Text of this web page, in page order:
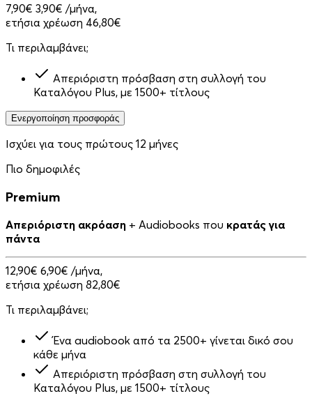
7,90€ 3,90€ /μήνα,
ετήσια χρέωση 46,80€
Τι περιλαμβάνει;
Απεριόριστη πρόσβαση στη συλλογή του
Καταλόγου Plus, με 1500+ τίτλους
Ενεργοποίηση προσφοράς
Ισχύει για τους πρώτους 12 μήνες
Πιο δημοφιλές
Premium
Απεριόριστη ακρόαση + Audiobooks που κρατάς για
πάντα
12,90€ 6,90€ /μήνα,
ετήσια χρέωση 82,80€
Τι περιλαμβάνει;
Ένα audiobook από τα 2500+ γίνεται δικό σου
κάθε μήνα
Απεριόριστη πρόσβαση στη συλλογή του
Καταλόγου Plus, με 1500+ τίτλους